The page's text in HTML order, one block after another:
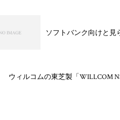
ソフトバンク向けと見
ウィルコムの東芝製「WILLCOM